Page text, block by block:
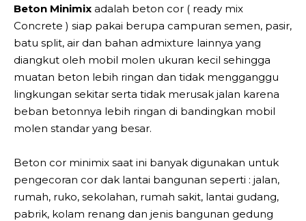
Beton Minimix adalah beton cor ( ready mix
Concrete ) siap pakai berupa campuran semen, pasir,
batu split, air dan bahan admixture lainnya yang
diangkut oleh mobil molen ukuran kecil sehingga
muatan beton lebih ringan dan tidak mengganggu
lingkungan sekitar serta tidak merusak jalan karena
beban betonnya lebih ringan di bandingkan mobil
molen standar yang besar.
Beton cor minimix saat ini banyak digunakan untuk
pengecoran cor dak lantai bangunan seperti : jalan,
rumah, ruko, sekolahan, rumah sakit, lantai gudang,
pabrik, kolam renang dan jenis bangunan gedung